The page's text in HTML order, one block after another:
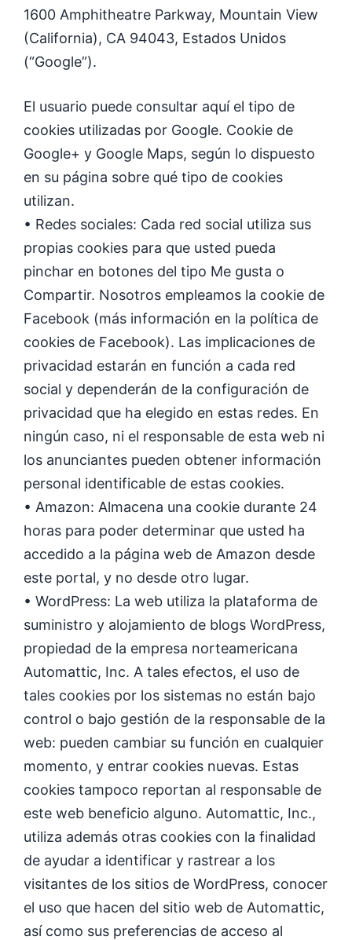
1600 Amphitheatre Parkway, Mountain View
(California), CA 94043, Estados Unidos
(“Google”).
El usuario puede consultar aquí el tipo de
cookies utilizadas por Google. Cookie de
Google+ y Google Maps, según lo dispuesto
en su página sobre qué tipo de cookies
utilizan.
• Redes sociales: Cada red social utiliza sus
propias cookies para que usted pueda
pinchar en botones del tipo Me gusta o
Compartir. Nosotros empleamos la cookie de
Facebook (más información en la política de
cookies de Facebook). Las implicaciones de
privacidad estarán en función a cada red
social y dependerán de la configuración de
privacidad que ha elegido en estas redes. En
ningún caso, ni el responsable de esta web ni
los anunciantes pueden obtener información
personal identificable de estas cookies.
• Amazon: Almacena una cookie durante 24
horas para poder determinar que usted ha
accedido a la página web de Amazon desde
este portal, y no desde otro lugar.
• WordPress: La web utiliza la plataforma de
suministro y alojamiento de blogs WordPress,
propiedad de la empresa norteamericana
Automattic, Inc. A tales efectos, el uso de
tales cookies por los sistemas no están bajo
control o bajo gestión de la responsable de la
web: pueden cambiar su función en cualquier
momento, y entrar cookies nuevas. Estas
cookies tampoco reportan al responsable de
este web beneficio alguno. Automattic, Inc.,
utiliza además otras cookies con la finalidad
de ayudar a identificar y rastrear a los
visitantes de los sitios de WordPress, conocer
el uso que hacen del sitio web de Automattic,
así como sus preferencias de acceso al